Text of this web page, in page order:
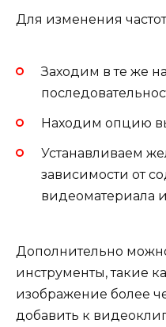
Для изменения
Заходим в те же
Находим опцию
Устанавливаем
зависимости от
видеоматериала
Дополнительно
инструменты, такие
изображение более
добавить к